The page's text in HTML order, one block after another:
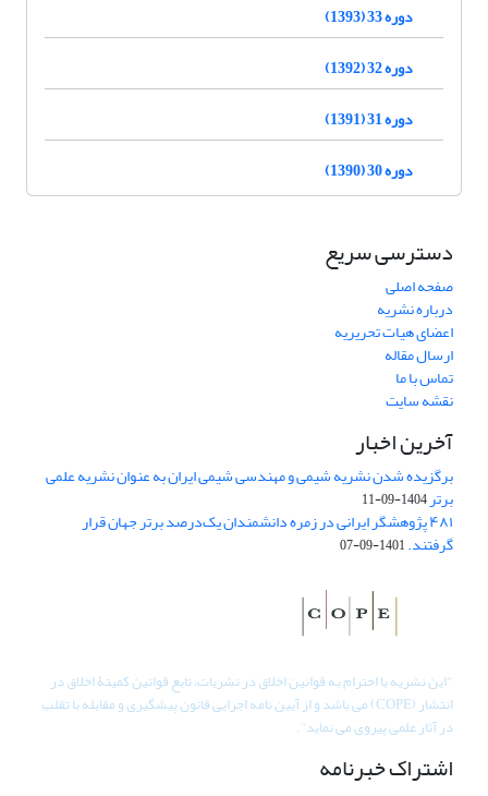
دوره 33 (1393)
دوره 32 (1392)
دوره 31 (1391)
دوره 30 (1390)
دسترسی سریع
صفحه اصلی
درباره نشریه
اعضای هیات تحریریه
ارسال مقاله
تماس با ما
نقشه سایت
آخرین اخبار
برگزیده شدن نشریه شیمی و مهندسی شیمی ایران به عنوان نشریه علمی
برتر1404-09-11
۴۸۱ پژوهشگر ایرانی در زمره دانشمندان یک‌درصد برتر جهان قرار
گرفتند.1401-09-07
"این نشریه با احترام به قوانین اخلاق در نشریات، تابع قوانین کمیتۀ اخلاق در
انتشار (COPE) می باشد و از آیین نامه اجرایی قانون پیشگیری و مقابله با تقلب
در آثار علمی پیروی می نماید".
اشتراک خبرنامه